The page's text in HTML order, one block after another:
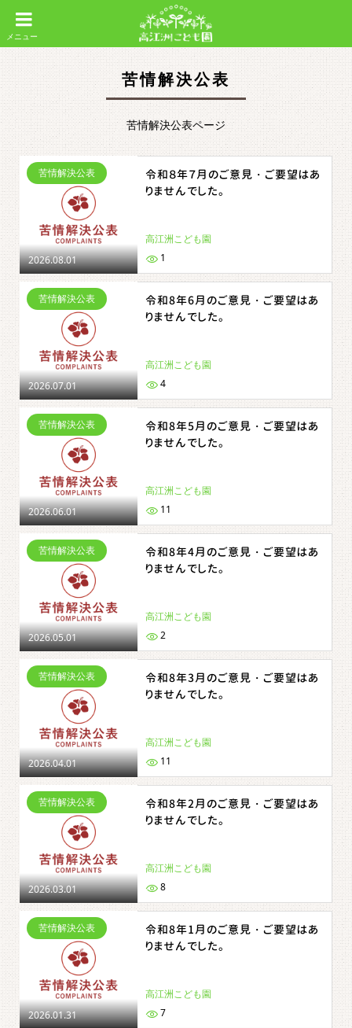
苦情解決公表
苦情解決公表ページ
2026.08.01
苦情解決公表
令和８年７月のご意見・ご要望はあ
りませんでした。
高江洲こども園
1
2026.07.01
苦情解決公表
令和8年6月のご意見・ご要望はあ
りませんでした。
高江洲こども園
4
2026.06.01
苦情解決公表
令和8年5月のご意見・ご要望はあ
りませんでした。
高江洲こども園
11
2026.05.01
苦情解決公表
令和8年4月のご意見・ご要望はあ
りませんでした。
高江洲こども園
2
2026.04.01
苦情解決公表
令和8年3月のご意見・ご要望はあ
りませんでした。
高江洲こども園
11
2026.03.01
苦情解決公表
令和8年2月のご意見・ご要望はあ
りませんでした。
高江洲こども園
8
2026.01.31
苦情解決公表
令和8年1月のご意見・ご要望はあ
りませんでした。
高江洲こども園
7